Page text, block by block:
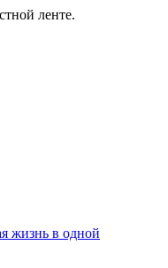
ленте.
жизнь в одной